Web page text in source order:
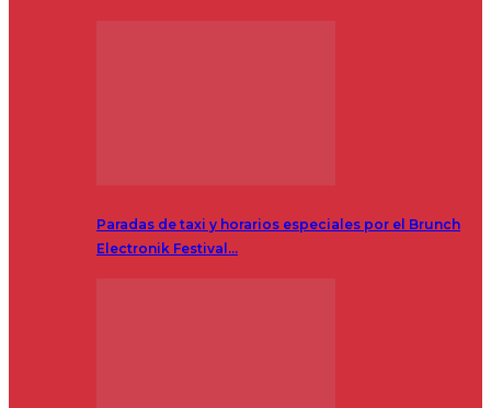
Paradas de taxi y horarios especiales por el Brunch
Electronik Festival…